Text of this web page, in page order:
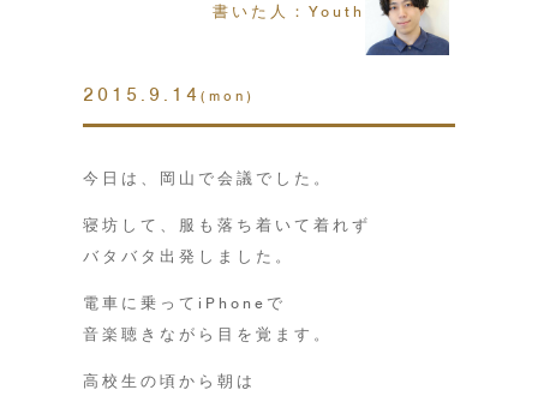
書いた人：Youth
2015.9.14 (mon)
今日は、岡山で会議でした。
寝坊して、服も落ち着いて着れず
バタバタ出発しました。
電車に乗ってiPhoneで
音楽聴きながら目を覚ます。
高校生の頃から朝は